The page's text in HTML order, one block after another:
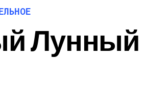
Лунный